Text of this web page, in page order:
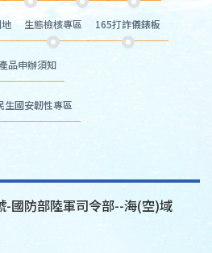
生態檢核專區 165打詐儀錶板
品申辦須知
生國安韌性專區
-國防部陸軍司令部--海(空)域